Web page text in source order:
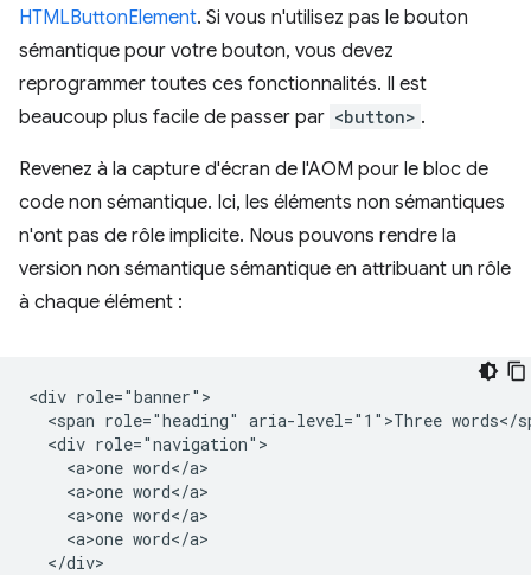
HTMLButtonElement. Si vous n'utilisez pas le bouton
sémantique pour votre bouton, vous devez
reprogrammer toutes ces fonctionnalités. Il est
beaucoup plus facile de passer par <button> .
Revenez à la capture d'écran de l'AOM pour le bloc de
code non sémantique. Ici, les éléments non sémantiques
n'ont pas de rôle implicite. Nous pouvons rendre la
version non sémantique sémantique en attribuant un rôle
à chaque élément :
<div role="banner">
<span role="heading" aria-level="1">Three words</
  <div role="navigation">
    <a>one word</a>
    <a>one word</a>
    <a>one word</a>
    <a>one word</a>
  </div>